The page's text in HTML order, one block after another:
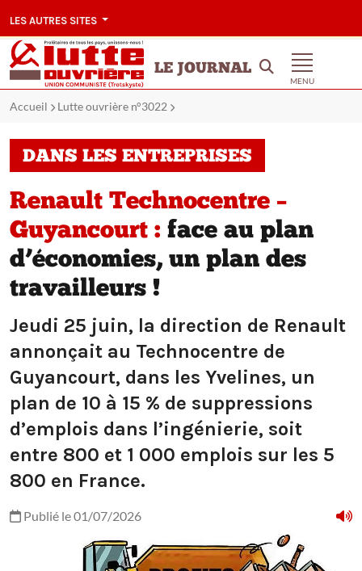
LES AUTRES SITES
LE JOURNAL
MENU
Accueil Lutte ouvrière n°3022
DANS LES ENTREPRISES
Renault Technocentre –
Guyancourt : face au plan
d’économies, un plan des
travailleurs !
Jeudi 25 juin, la direction de Renault
annonçait au Technocentre de
Guyancourt, dans les Yvelines, un
plan de 10 à 15 % de suppressions
d’emplois dans l’ingénierie, soit
entre 800 et 1 000 emplois sur les 5
800 en France.
Publié le 01/07/2026